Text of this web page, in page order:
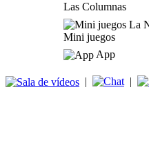
Las Columnas
Mini juegos
App
| |